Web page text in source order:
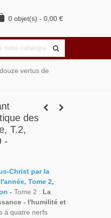
0 objet(s) - 0,00 €
vertus de
des
T.2,
-
Christ par la
Tome 2,
- Tome 2 : La
- l'humilité et
à quatre nerfs